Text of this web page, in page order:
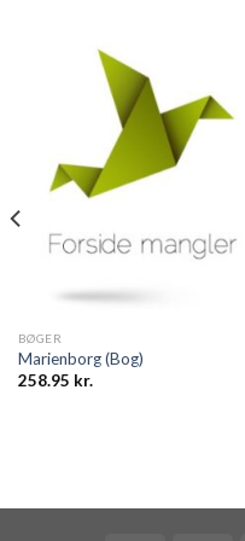
BØGER
Marienborg (Bog)
258.95 kr.